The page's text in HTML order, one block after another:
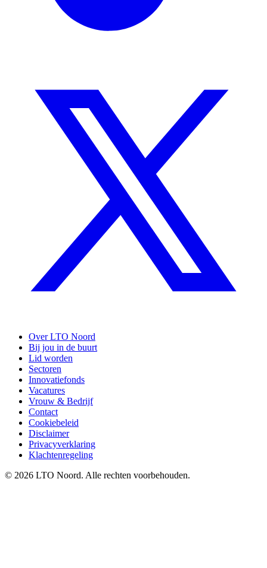
Over LTO Noord
Bij jou in de buurt
Lid worden
Sectoren
Innovatiefonds
Vacatures
Vrouw & Bedrijf
Contact
Cookiebeleid
Disclaimer
Privacyverklaring
Klachtenregeling
© 2026 LTO Noord. Alle rechten voorbehouden.